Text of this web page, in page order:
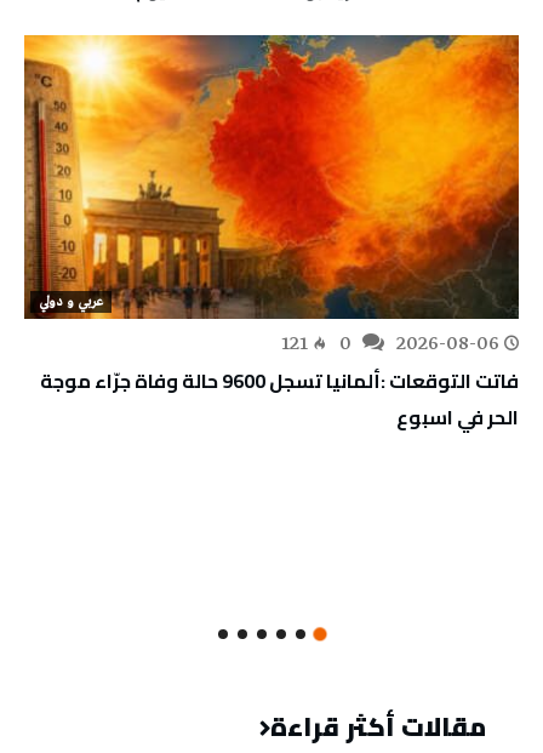
عربي و دولي
2026-08-06
121
فاتت التوقعات :ألمانيا تسجل 9600 حالة وفاة جرّاء موجة
الحر في اسبوع
مقالات أكثر قراءة